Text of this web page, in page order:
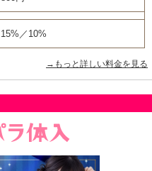
15%／10%
→もっと詳しい料金を見る